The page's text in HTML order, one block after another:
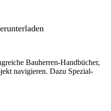
Bauherren-Handbücher,
navigieren. Dazu Spezial-